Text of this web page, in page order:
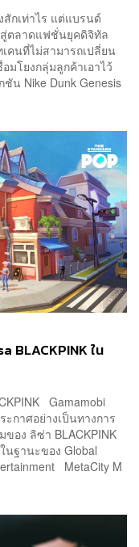
สักเท่าไร แต่แบรนด์
ตลาดแฟชั่นยุคดิจิทัล
คนที่ไม่สามารถเปลี่ยน
มโยงกลุ่มลูกค้าเอาไว้
ชัน Nike Dunk Genesis
BLACKPINK ใน
Gamamobi
กาศอย่างเป็นทางการ
อง ลิซ่า BLACKPINK
นฐานะของ Global
MetaCity M